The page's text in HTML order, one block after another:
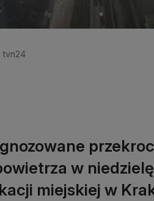
tvn24
w
miejskiej w